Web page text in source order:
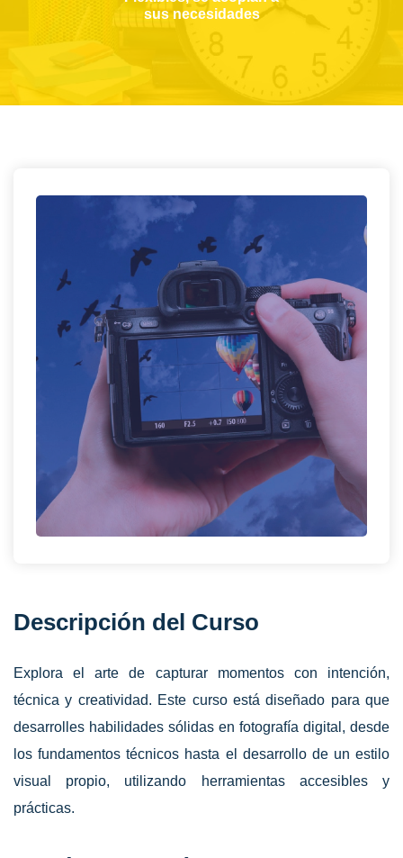
sus necesidades
Descripción del Curso
Explora el arte de capturar momentos con intención,
técnica y creatividad. Este curso está diseñado para que
desarrolles habilidades sólidas en fotografía digital, desde
los fundamentos técnicos hasta el desarrollo de un estilo
visual propio, utilizando herramientas accesibles y
prácticas.